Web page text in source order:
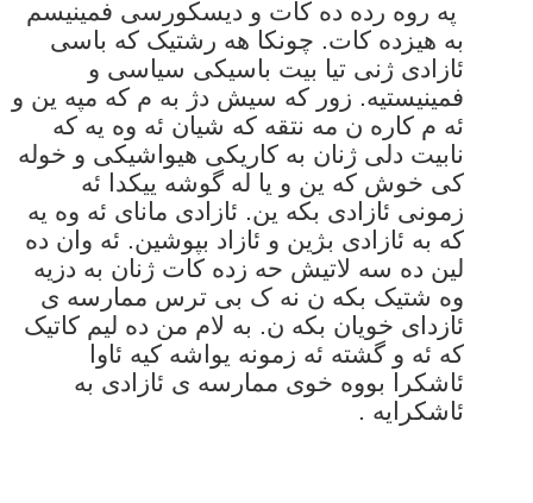
په روه رده ده کات و دیسکورسی فمینیسم
به هیزده کات. چونکا هه رشتیک که باسی
ئازادی ژنی تیا بیت باسیکی سیاسی و
فمینیستیه. زور که سیش دژ به م که مپه ین و
ئه م کاره ن مه نتقه که شیان ئه وه یه که
نابیت دلی ژنان به کاریکی هیواشیکی و خوله
کی خوش که ین و یا له گوشه ییکدا ئه
زمونی ئازادی بکه ین. ئازادی مانای ئه وه یه
که به ئازادی بژین و ئازاد بپوشین. ئه وان ده
لین ده سه لاتیش حه زده کات ژنان به دزیه
وه شتیک بکه ن نه ک بی ترس ممارسه ی
ئازدای خویان بکه ن. به لام من ده لیم کاتیک
که ئه و گشته ئه زمونه یواشه کیه ئاوا
ئاشکرا بووه خوی ممارسه ی ئازادی به
ئاشکرایه .